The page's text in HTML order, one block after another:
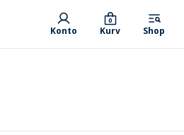
Konto Kurv
0
Shop